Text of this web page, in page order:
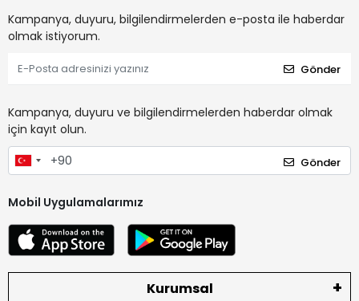
Kampanya, duyuru, bilgilendirmelerden e-posta ile haberdar
olmak istiyorum.
Gönder
Kampanya, duyuru ve bilgilendirmelerden haberdar olmak
için kayıt olun.
Gönder
Mobil Uygulamalarımız
Kurumsal